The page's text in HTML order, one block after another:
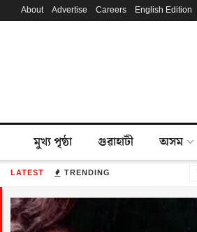
LATEST TRENDING
About Advertise Careers English Edition
মুখ্য পৃষ্ঠা গুৱাহাটী অসম